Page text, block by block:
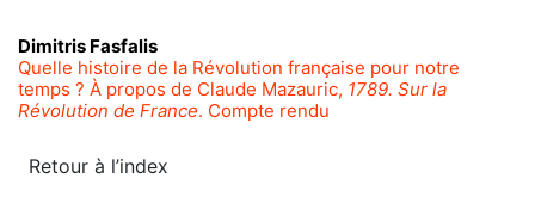
Dimitris Fasfalis
Quelle histoire de la Révolution française pour notre
temps ? À propos de Claude Mazauric, 1789. Sur la
Révolution de France. Compte rendu
Retour à l’index